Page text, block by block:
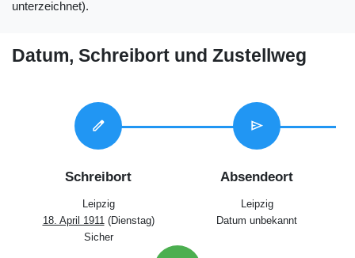
unterzeichnet).
Datum, Schreibort und Zustellweg
edit
Schreibort
Leipzig
18. April 1911 (Dienstag)
Sicher
send
Absendeort
Leipzig
Datum unbekannt